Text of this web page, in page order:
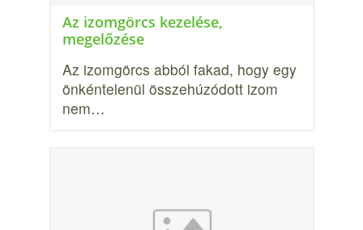
Az izomgörcs kezelése,
megelőzése
Az izomgörcs abból fakad, hogy egy
önkéntelenül összehúzódott izom
nem…